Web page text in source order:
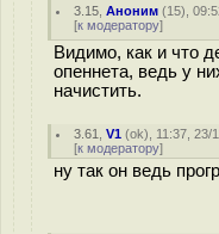
3.15 ,Аноним (15),
[к модератору]
Видимо, как и что
опеннета, ведь у
начистить.
3.61 ,V1 (ok), 11:37, 23/
[к модератору]
ну так он ведь